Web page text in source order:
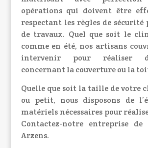
opérations qui doivent être
respectant les règles de sécurité
de travaux. Quel que soit le
comme en été, nos artisans
intervenir pour réaliser
concernant la couverture ou la
Quelle que soit la taille de votre
ou petit, nous disposons de
matériels nécessaires pour
Contactez-notre entreprise de
Arzens.